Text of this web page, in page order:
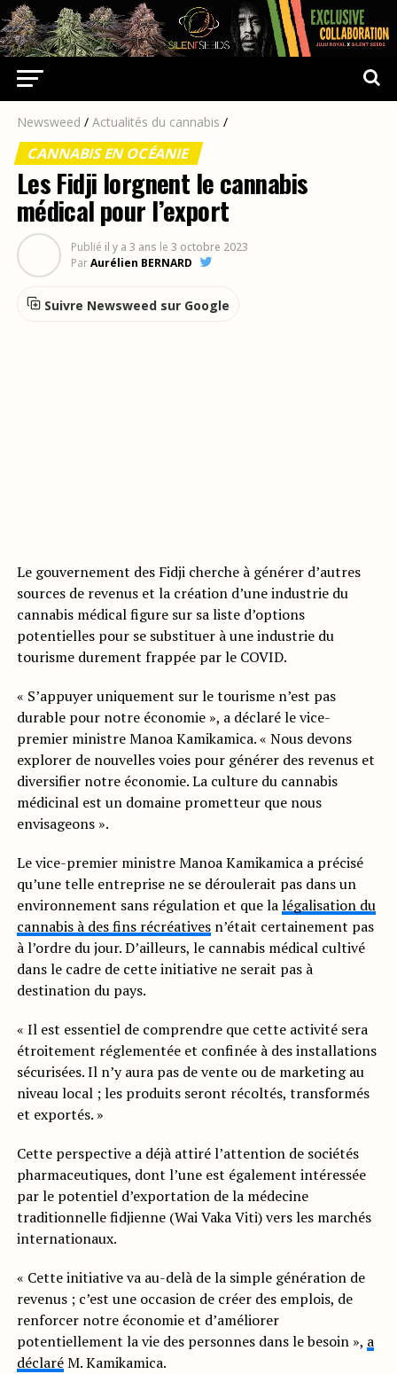
Newsweed / Actualités du cannabis /
CANNABIS EN OCÉANIE
Les Fidji lorgnent le cannabis
médical pour l’export
Publié il y a 3 ans le 3 octobre 2023
ParAurélien BERNARD
Suivre Newsweed sur Google
Le gouvernement des Fidji cherche à générer d’autres
sources de revenus et la création d’une industrie du
cannabis médical figure sur sa liste d’options
potentielles pour se substituer à une industrie du
tourisme durement frappée par le COVID.
« S’appuyer uniquement sur le tourisme n’est pas
durable pour notre économie », a déclaré le vice-
premier ministre Manoa Kamikamica. « Nous devons
explorer de nouvelles voies pour générer des revenus et
diversifier notre économie. La culture du cannabis
médicinal est un domaine prometteur que nous
envisageons ».
Le vice-premier ministre Manoa Kamikamica a précisé
qu’une telle entreprise ne se déroulerait pas dans un
environnement sans régulation et que lalégalisation du
cannabis à des fins récréativesn’était certainement pas
à l’ordre du jour. D’ailleurs, le cannabis médical cultivé
dans le cadre de cette initiative ne serait pas à
destination du pays.
« Il est essentiel de comprendre que cette activité sera
étroitement réglementée et confinée à des installations
sécurisées. Il n’y aura pas de vente ou de marketing au
niveau local ; les produits seront récoltés, transformés
et exportés. »
Cette perspective a déjà attiré l’attention de sociétés
pharmaceutiques, dont l’une est également intéressée
par le potentiel d’exportation de la médecine
traditionnelle fidjienne (Wai Vaka Viti) vers les marchés
internationaux.
« Cette initiative va au-delà de la simple génération de
revenus ; c’est une occasion de créer des emplois, de
renforcer notre économie et d’améliorer
potentiellement la vie des personnes dans le besoin », a
déclaréM. Kamikamica.